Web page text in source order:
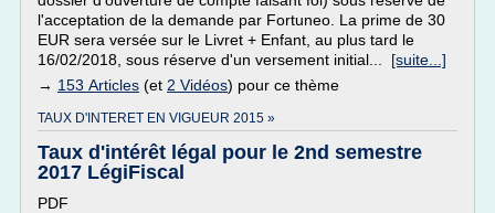
l'acceptation de la demande par Fortuneo. La prime de 30
EUR sera versée sur le Livret + Enfant, au plus tard le
16/02/2018, sous réserve d'un versement initial... [suite...]
→ 153 Articles (et 2 Vidéos) pour ce thème
TAUX D'INTERET EN VIGUEUR 2015 »
Taux d'intérêt légal pour le 2nd semestre
2017 LégiFiscal
PDF